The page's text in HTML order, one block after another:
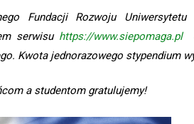
Fundacji Rozwoju
serwisu https://www.siepomaga.pl
Kwota jednorazowego stypendium
a studentom gratulujemy!